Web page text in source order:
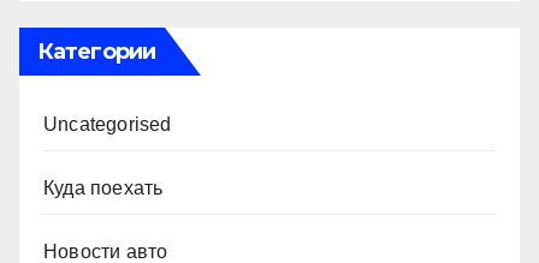
Категории
Uncategorised
Куда поехать
Новости авто